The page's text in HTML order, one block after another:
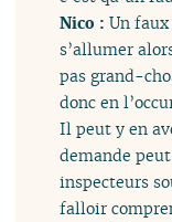
Nico :Un
s’allumer
pas grand-
donc en
Il peut y en
demande
inspecteurs
falloir